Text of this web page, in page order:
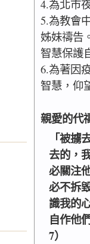
4.為北市
5.為教會
姊妹禱告
智慧保護
6.為著因
智慧，仰
親愛的代
「被
去的，
必關注
必不拆
識我的
自作他
7）